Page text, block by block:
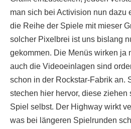
man sich bei Activision nun dazu
die Reihe der Spiele mit mieser
solcher Pixelbrei ist uns bislang
gekommen. Die Menüs wirken ja
auch die Videoeinlagen sind
schon in der Rockstar-Fabrik an.
stechen hier hervor, diese ziehen
Spiel selbst. Der Highway wirkt
was bei längeren Spielrunden